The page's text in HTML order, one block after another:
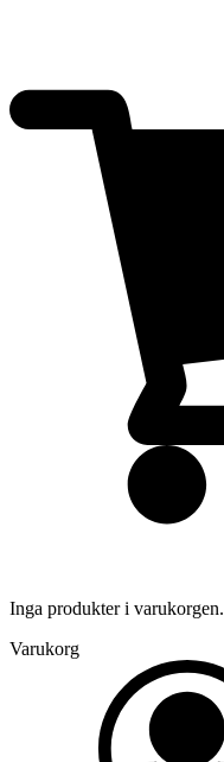
Inga produkter i varukorgen.
Varukorg